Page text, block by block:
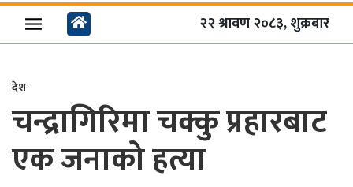
२२ श्रावण २०८३, शुक्रबार
देश
चन्द्रागिरिमा चक्कु प्रहारबाट
एक जनाको हत्या